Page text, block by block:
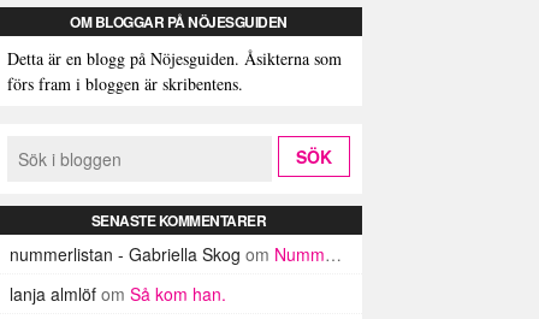
OM BLOGGAR PÅ NÖJESGUIDEN
Detta är en blogg på Nöjesguiden. Åsikterna som
förs fram i bloggen är skribentens.
SENASTE KOMMENTARER
nummerlistan - Gabriella Skog om Nummerlistan
lanja almlöf om Så kom han.